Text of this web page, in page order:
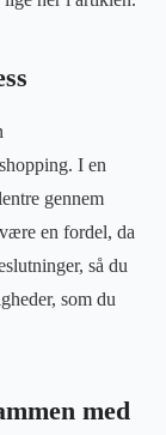
I en
gennem
en fordel, da
så du
som du
med